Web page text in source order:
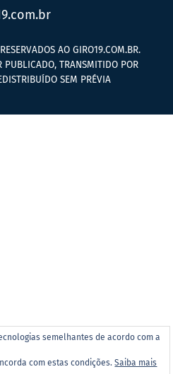
semelhantes de acordo com a
com estas condições.Saiba mais
AO GIRO19.COM.BR.
PUBLICADO, TRANSMITIDO POR
SEM PRÉVIA